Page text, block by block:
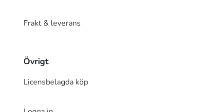
Frakt & leverans
Övrigt
Licensbelagda köp